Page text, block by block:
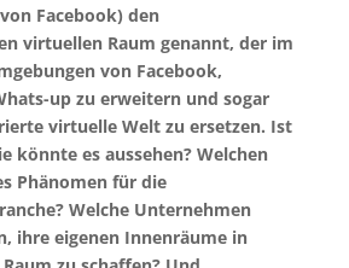
Facebook) den
virtuellen Raum genannt, der im
von Facebook,
up zu erweitern und sogar
virtuelle Welt zu ersetzen. Ist
könnte es aussehen? Welchen
Phänomen für die
Welche Unternehmen
ihre eigenen Innenräume in